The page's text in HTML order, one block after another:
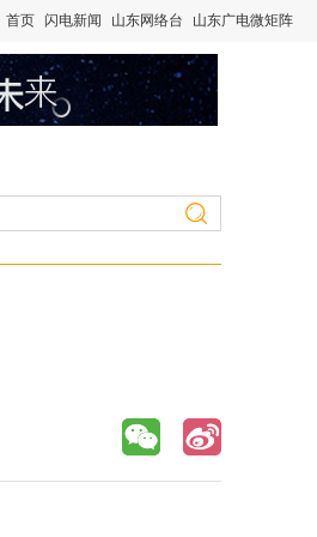
首页 闪电新闻 山东网络台 山东广电微矩阵